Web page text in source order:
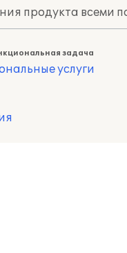
продукта всеми
задача
услуги